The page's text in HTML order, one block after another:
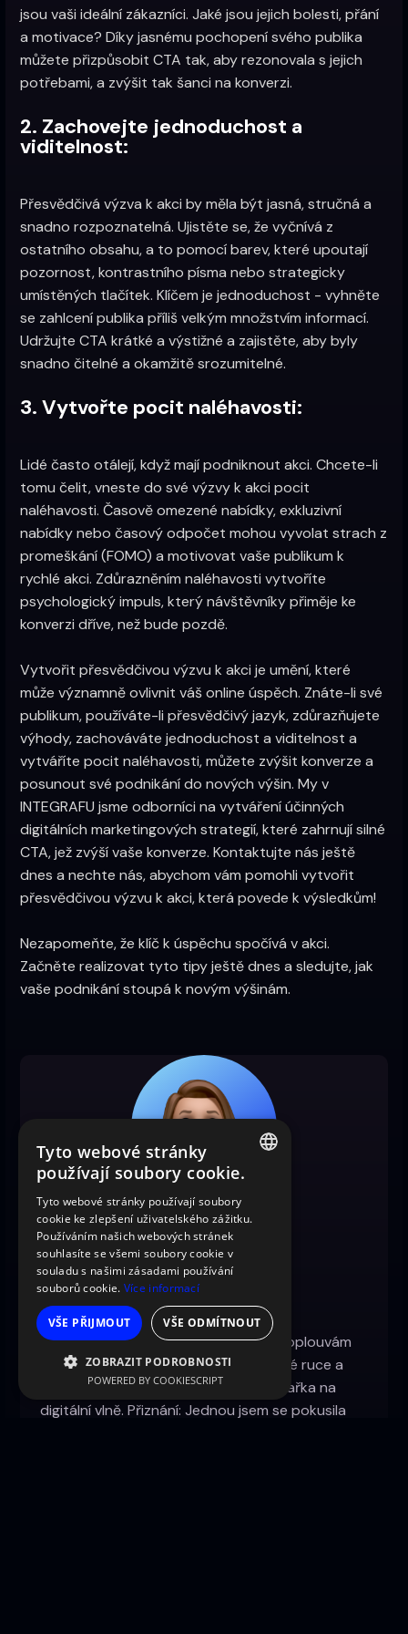
jsou vaši ideální zákazníci. Jaké jsou jejich bolesti, přání
a motivace? Díky jasnému pochopení svého publika
můžete přizpůsobit CTA tak, aby rezonovala s jejich
potřebami, a zvýšit tak šanci na konverzi.
2. Zachovejte jednoduchost a
viditelnost:
Přesvědčivá výzva k akci by měla být jasná, stručná a
snadno rozpoznatelná. Ujistěte se, že vyčnívá z
ostatního obsahu, a to pomocí barev, které upoutají
pozornost, kontrastního písma nebo strategicky
umístěných tlačítek. Klíčem je jednoduchost - vyhněte
se zahlcení publika příliš velkým množstvím informací.
Udržujte CTA krátké a výstižné a zajistěte, aby byly
snadno čitelné a okamžitě srozumitelné.
3. Vytvořte pocit naléhavosti:
Lidé často otálejí, když mají podniknout akci. Chcete-li
tomu čelit, vneste do své výzvy k akci pocit
naléhavosti. Časově omezené nabídky, exkluzivní
nabídky nebo časový odpočet mohou vyvolat strach z
promeškání (FOMO) a motivovat vaše publikum k
rychlé akci. Zdůrazněním naléhavosti vytvoříte
psychologický impuls, který návštěvníky přiměje ke
konverzi dříve, než bude pozdě.
Vytvořit přesvědčivou výzvu k akci je umění, které
může významně ovlivnit váš online úspěch. Znáte-li své
publikum, používáte-li přesvědčivý jazyk, zdůrazňujete
výhody, zachováváte jednoduchost a viditelnost a
vytváříte pocit naléhavosti, můžete zvýšit konverze a
posunout své podnikání do nových výšin. My v
INTEGRAFU jsme odborníci na vytváření účinných
digitálních marketingových strategií, které zahrnují silné
CTA, jež zvýší vaše konverze. Kontaktujte nás ještě
dnes a nechte nás, abychom vám pomohli vytvořit
přesvědčivou výzvu k akci, která povede k výsledkům!
Nezapomeňte, že klíč k úspěchu spočívá v akci.
Začněte realizovat tyto tipy ještě dnes a sledujte, jak
vaše podnikání stoupá k novým výšinám.
SEZNAMTE SE S AUTOREM
Patricia
Žiju svůj život ve vysokém rozlišení, proplouvám
světem designu se šálkem kávy v jedné ruce a
stylem v druhé jako profesionální surfařka na
digitální vlně. Přiznání: Jednou jsem se pokusila
CZECH
Tyto webové stránky
používají soubory cookie.
Tyto webové stránky používají soubory
cookie ke zlepšení uživatelského zážitku.
Používáním našich webových stránek
souhlasíte se všemi soubory cookie v
souladu s našimi zásadami používání
souborů cookie. Více informací
VŠE PŘIJMOUT VŠE ODMÍTNOUT
ZOBRAZIT PODROBNOSTI
POWERED BY COOKIESCRIPT